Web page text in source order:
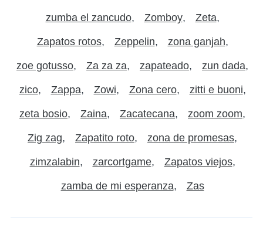
zumba el zancudo Zomboy Zeta
Zapatos rotos Zeppelin zona ganjah
zoe gotusso Za za za zapateado zun dada
zico Zappa Zowi Zona cero zitti e buoni
zeta bosio Zaina Zacatecana zoom zoom
Zig zag Zapatito roto zona de promesas
zimzalabin zarcortgame Zapatos viejos
zamba de mi esperanza Zas